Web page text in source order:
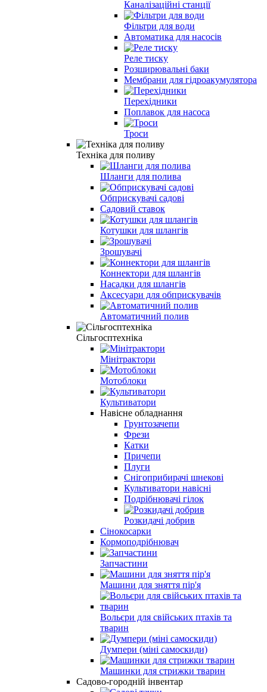
Каналізаційні станції
Фільтри для води
Автоматика для насосів
Реле тиску
Розширювальні баки
Мембрани для гідроакумулятора
Перехідники
Поплавок для насоса
Троси
Техніка для поливу
Шланги для полива
Обприскувачі садові
Садовий ставок
Котушки для шлангів
Зрошувачі
Коннектори для шлангів
Насадки для шлангів
Аксесуари для обприскувачів
Автоматичний полив
Сільгосптехніка
Мінітрактори
Мотоблоки
Культиватори
Навісне обладнання
Грунтозачепи
Фрези
Катки
Причепи
Плуги
Снігоприбирачі шнекові
Культиватори навісні
Подрібнювачі гілок
Розкидачі добрив
Сінокосарки
Кормоподрібнювач
Запчастини
Машини для зняття пір'я
Вольєри для свійських птахів та
тварин
Думпери (міні самоскиди)
Машинки для стрижки тварин
Садово-городній інвентар